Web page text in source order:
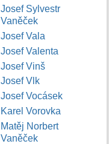
Josef Sylvestr
Vaněček
Josef Vala
Josef Valenta
Josef Vinš
Josef Vlk
Josef Vocásek
Karel Vorovka
Matěj Norbert
Vaněček